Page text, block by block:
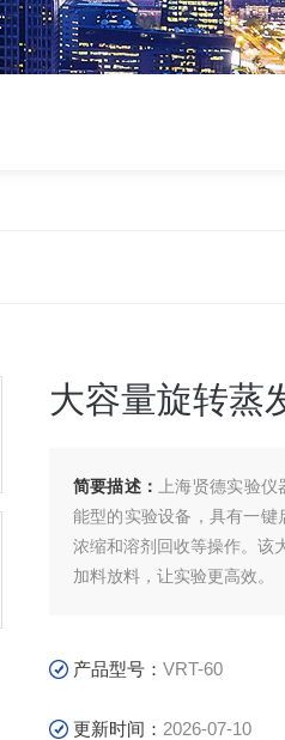
大容量旋转蒸
简要描述：
上海贤德实验
能型的实验设备，具有一键
浓缩和溶剂回收等操作。该
加料放料，让实验更高效。
产品型号： VRT-60
更新时间： 2026-07-10